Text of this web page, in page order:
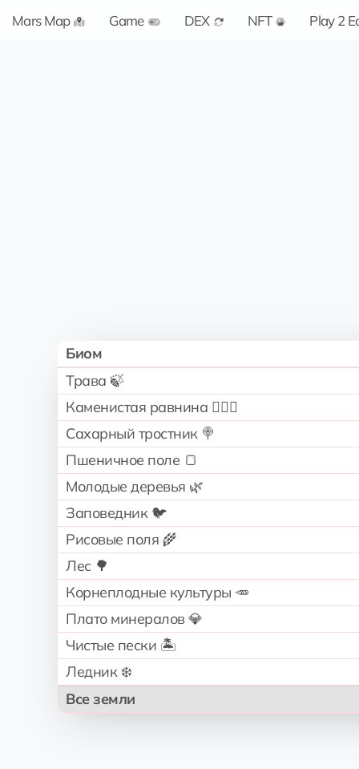
Mars Map Game DEX NFT Play 2
Биом
Трава 🍃
Каменистая равнина 🧗🏻‍♂️
Сахарный тростник 🍭
Пшеничное поле 🍞
Молодые деревья 🌿
Заповедник 🐦
Рисовые поля 🌾
Лес 🌳
Корнеплодные культуры 🥕
Плато минералов 💎
Чистые пески 🏝️
Ледник ❄️
Все земли